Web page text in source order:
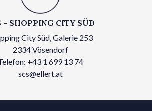
- SHOPPING CITY SÜD
City Süd, Galerie 253
2334 Vösendorf
+43 1 699 13 74
scs@ellert.at